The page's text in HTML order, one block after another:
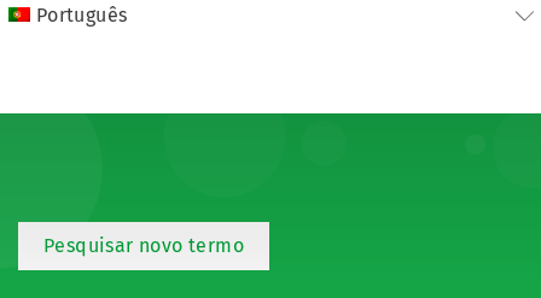
Português
Pesquisar novo termo